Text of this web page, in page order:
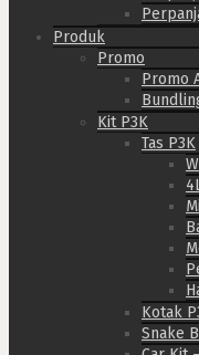
Produk
Promo
Promo
Kit P3K
Tas P3K
Kotak
Snake